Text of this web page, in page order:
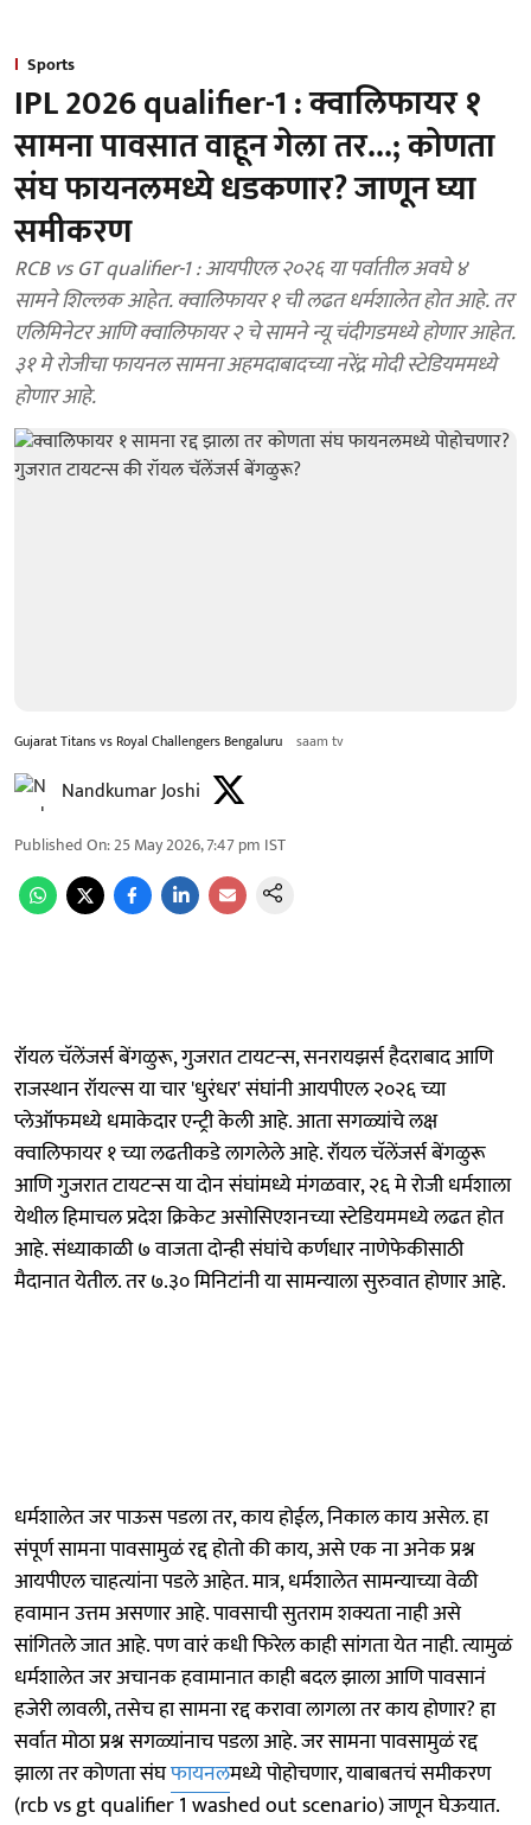
Sports
IPL 2026 qualifier-1 : क्वालिफायर १
सामना पावसात वाहून गेला तर...; कोणता
संघ फायनलमध्ये धडकणार? जाणून घ्या
समीकरण
RCB vs GT qualifier-1 : आयपीएल २०२६ या पर्वातील अवघे ४
सामने शिल्लक आहेत. क्वालिफायर १ ची लढत धर्मशालेत होत आहे. तर
एलिमिनेटर आणि क्वालिफायर २ चे सामने न्यू चंदीगडमध्ये होणार आहेत.
३१ मे रोजीचा फायनल सामना अहमदाबादच्या नरेंद्र मोदी स्टेडियममध्ये
होणार आहे.
Gujarat Titans vs Royal Challengers Bengaluru saam tv
Nandkumar Joshi
Published On:25 May 2026, 7:47 pm IST
रॉयल चॅलेंजर्स बेंगळुरू, गुजरात टायटन्स, सनरायझर्स हैदराबाद आणि
राजस्थान रॉयल्स या चार 'धुरंधर' संघांनी आयपीएल २०२६ च्या
प्लेऑफमध्ये धमाकेदार एन्ट्री केली आहे. आता सगळ्यांचे लक्ष
क्वालिफायर १ च्या लढतीकडे लागलेले आहे. रॉयल चॅलेंजर्स बेंगळुरू
आणि गुजरात टायटन्स या दोन संघांमध्ये मंगळवार, २६ मे रोजी धर्मशाला
येथील हिमाचल प्रदेश क्रिकेट असोसिएशनच्या स्टेडियममध्ये लढत होत
आहे. संध्याकाळी ७ वाजता दोन्ही संघांचे कर्णधार नाणेफेकीसाठी
मैदानात येतील. तर ७.३० मिनिटांनी या सामन्याला सुरुवात होणार आहे.
धर्मशालेत जर पाऊस पडला तर, काय होईल, निकाल काय असेल. हा
संपूर्ण सामना पावसामुळं रद्द होतो की काय, असे एक ना अनेक प्रश्न
आयपीएल चाहत्यांना पडले आहेत. मात्र, धर्मशालेत सामन्याच्या वेळी
हवामान उत्तम असणार आहे. पावसाची सुतराम शक्यता नाही असे
सांगितले जात आहे. पण वारं कधी फिरेल काही सांगता येत नाही. त्यामुळं
धर्मशालेत जर अचानक हवामानात काही बदल झाला आणि पावसानं
हजेरी लावली, तसेच हा सामना रद्द करावा लागला तर काय होणार? हा
सर्वात मोठा प्रश्न सगळ्यांनाच पडला आहे. जर सामना पावसामुळं रद्द
झाला तर कोणता संघफायनलमध्ये पोहोचणार, याबाबतचं समीकरण
(rcb vs gt qualifier 1 washed out scenario) जाणून घेऊयात.